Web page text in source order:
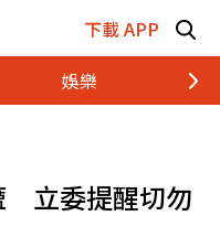
下載 APP
娛樂 財經
立委提醒切勿